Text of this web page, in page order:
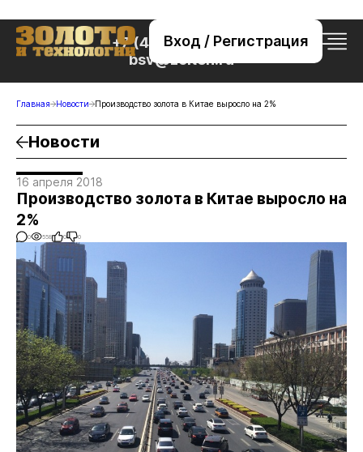
Вход / Регистрация
+7 (495) 221-76-32
bsv@zolteh.ru
Главная Новости Производство золота в Китае выросло на 2%
Новости
16 апреля 2018
Производство золота в Китае выросло на
2%
0 558 0 0